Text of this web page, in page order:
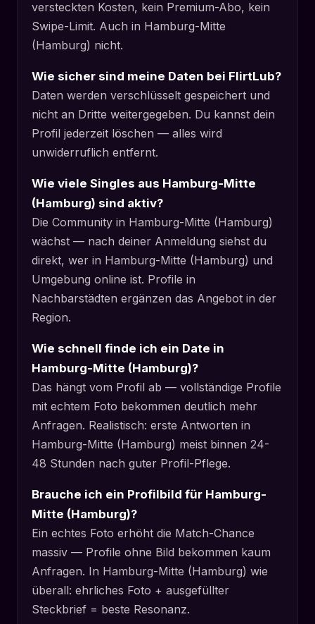
versteckten Kosten, kein Premium-Abo, kein
Swipe-Limit. Auch in Hamburg-Mitte
(Hamburg) nicht.
Wie sicher sind meine Daten bei FlirtLub?
Daten werden verschlüsselt gespeichert und
nicht an Dritte weitergegeben. Du kannst dein
Profil jederzeit löschen — alles wird
unwiderruflich entfernt.
Wie viele Singles aus Hamburg-Mitte
(Hamburg) sind aktiv?
Die Community in Hamburg-Mitte (Hamburg)
wächst — nach deiner Anmeldung siehst du
direkt, wer in Hamburg-Mitte (Hamburg) und
Umgebung online ist. Profile in
Nachbarstädten ergänzen das Angebot in der
Region.
Wie schnell finde ich ein Date in
Hamburg-Mitte (Hamburg)?
Das hängt vom Profil ab — vollständige Profile
mit echtem Foto bekommen deutlich mehr
Anfragen. Realistisch: erste Antworten in
Hamburg-Mitte (Hamburg) meist binnen 24-
48 Stunden nach guter Profil-Pflege.
Brauche ich ein Profilbild für Hamburg-
Mitte (Hamburg)?
Ein echtes Foto erhöht die Match-Chance
massiv — Profile ohne Bild bekommen kaum
Anfragen. In Hamburg-Mitte (Hamburg) wie
überall: ehrliches Foto + ausgefüllter
Steckbrief = beste Resonanz.